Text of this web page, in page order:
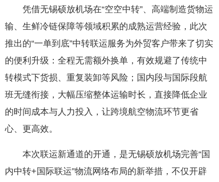
凭借无锡硕放机场在“空空中转”、高端制造货物运
输、生鲜冷链保障等领域积累的成熟运营经验，此次
推出的“一单到底”中转联运服务为外贸客户带来了切实
的便利升级：全程无需额外换单，有效规避了传统中
转模式下货损、重复装卸等风险；国内段与国际段航
班无缝衔接，大幅压缩整体运输时长，直接降低企业
的时间成本与人力投入，让跨境航空物流环节更省
心、更高效。
本次联运新通道的开通，是无锡硕放机场完善“国
内中转+国际联运”物流网络布局的新举措，不仅开辟